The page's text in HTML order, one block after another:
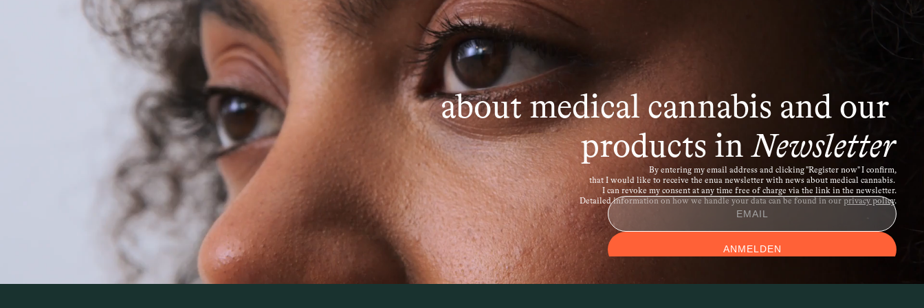
AUTOIMMUNERKRANKUNG
Autoimmunerkrankungen sind chronische Störungen, bei denen das Immunsystem körpereigene Strukturen angreift. Dazu
zählen Erkrankungen wie Multiple Sklerose, Rheumatoide Arthritis oder Morbus Crohn. Sie gehen häufig mit
Entzündungen und einer Vielzahl unterschiedlicher Beschwerden einher. Im Zusammenhang mit Cannabis wird untersucht,
ob bestimmte Inhaltsstoffe – insbesondere Cannabinoide – potenzielle Effekte auf das Immunsystem und entzündliche
Prozesse haben könnten.
about medical cannabis and our
products in Newsletter
By entering my email address and clicking "Register now" I confirm,
that I would like to receive the enua newsletter with news about medical cannabis.
I can revoke my consent at any time free of charge via the link in the newsletter.
Detailed information on how we handle your data can be found in our privacy policy.
ANMELDEN